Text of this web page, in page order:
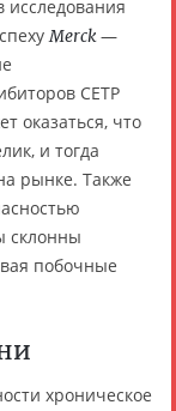
исследования
Merck—
CETP
оказаться, что
и тогда
рынке. Также
склонны
побочные
хроническое